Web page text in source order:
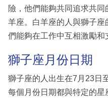
險，他們能夠共同追求共
羊座。白羊座的人與獅子
們能夠在工作中互相激勵和
獅子座月份日期
獅子座的人出生在7月23日
每個月份日期都與特定的星